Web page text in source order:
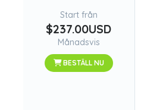
Start från
$237.00USD
Månadsvis
BESTÄLL NU